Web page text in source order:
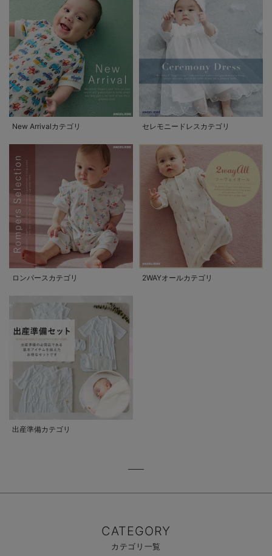
New Arrivalカテゴリ セレモニードレスカテゴリ
ロンパースカテゴリ 2WAYオールカテゴリ
出産準備カテゴリ
CATEGORY
カテゴリ一覧